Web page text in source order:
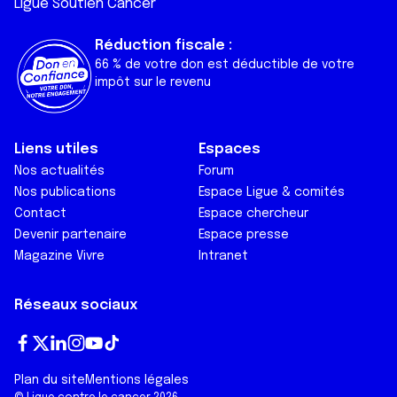
Ligue Soutien Cancer
Réduction fiscale :
66 % de votre don est déductible de votre
impôt sur le revenu
Liens utiles
Nos actualités
Nos publications
Contact
Devenir partenaire
Magazine Vivre
Espaces
Forum
Espace Ligue & comités
Espace chercheur
Espace presse
Intranet
Réseaux sociaux
cewi kestutTo
Plan du site Mentions légales